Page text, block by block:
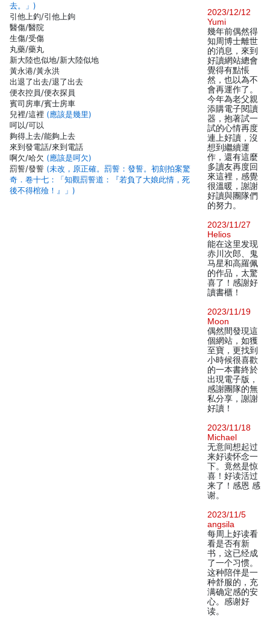
去。」)
引他上釣/引他上鉤
醫傷/醫院
生傷/受傷
丸藥/藥丸
新大陸也似地/新大陸似地
黃永港/黃永洪
出退了出去/退了出去
便衣控員/便衣探員
賓司房車/賓士房車
兒裡/這裡 (應該是幾里)
呵以/可以
夠得上去/能夠上去
來到發電話/來到電話
啊欠/哈欠 (應該是呵欠)
罰誓/發誓 (未改，原正確。罰誓：發誓。初刻拍案驚
奇．卷十七：「知觀罰誓道：『若負了大娘此情，死
後不得棺殮！』」)
2023/12/12
Yumi
幾年前偶然得
知周博士離世
的消息，來到
好讀網站總會
覺得有點悵
然，也以為不
會再運作了。
今年為老父親
添購電子閱讀
器，抱著試一
試的心情再度
連上好讀，沒
想到繼續運
作，還有這麼
多讀友再度回
來這裡，感覺
很溫暖，謝謝
好讀與團隊們
的努力。
2023/11/27
Helios
能在这里发现
赤川次郎、鬼
马星和高羅佩
的作品，太驚
喜了！感謝好
讀書櫃！
2023/11/19
Moon
偶然間發現這
個網站，如獲
至寶，更找到
小時候很喜歡
的一本書終於
出現電子版，
感謝團隊的無
私分享，謝謝
好讀！
2023/11/18
Michael
无意间想起过
来好读怀念一
下。竟然是惊
喜！好读活过
来了！感恩 感
谢。
2023/11/5
angsila
每周上好读看
看是否有新
书，这已经成
了一个习惯。
这种陪伴是一
种舒服的，充
满确定感的安
心。感谢好
读。